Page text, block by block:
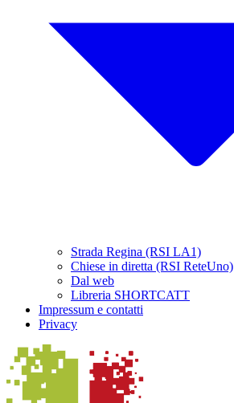
Strada Regina (RSI LA1)
Chiese in diretta (RSI ReteUno)
Dal web
Libreria SHORTCATT
Impressum e contatti
Privacy